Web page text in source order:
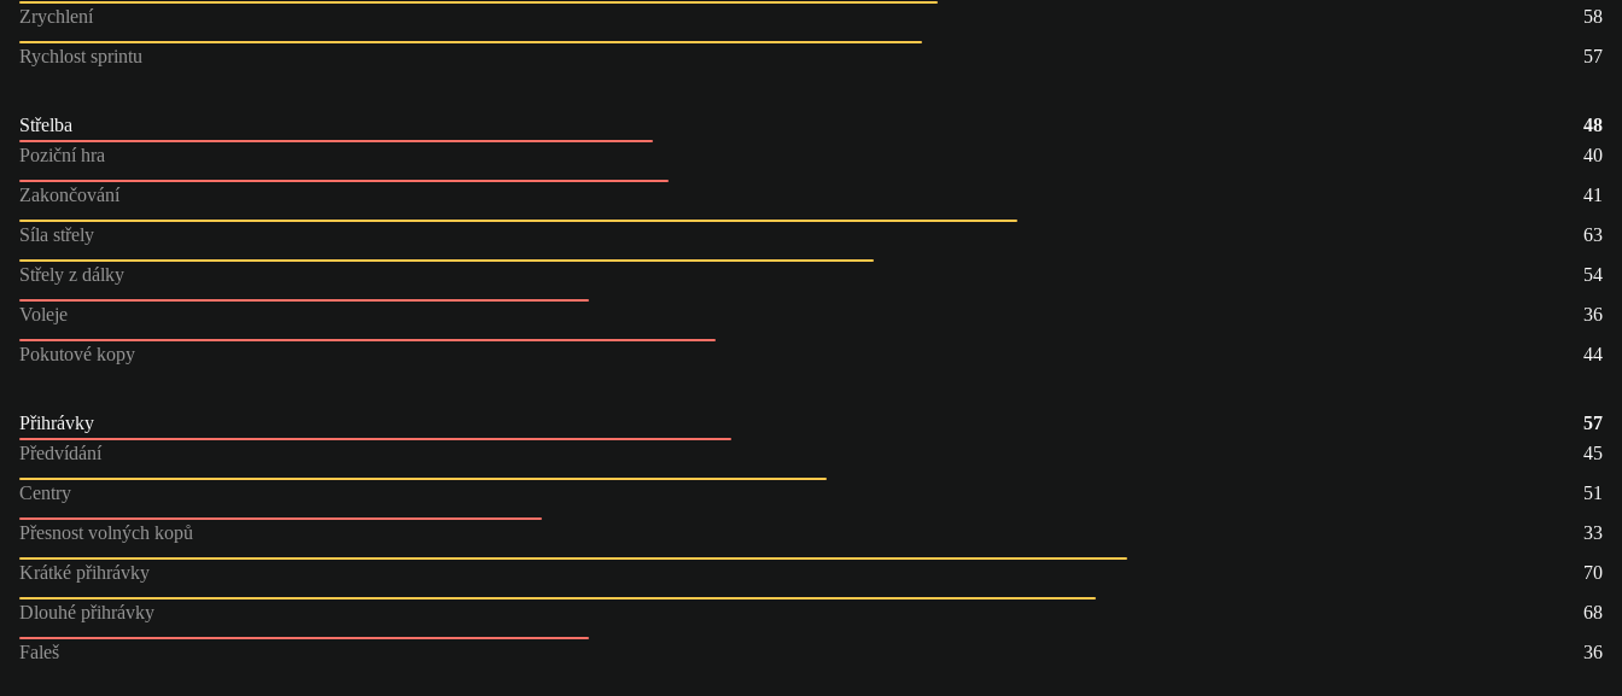
Zrychlení
58
Rychlost sprintu
57
Střelba
48
Poziční hra
40
Zakončování
41
Síla střely
63
Střely z dálky
54
Voleje
36
Pokutové kopy
44
Přihrávky
57
Předvídání
45
Centry
51
Přesnost volných kopů
33
Krátké přihrávky
70
Dlouhé přihrávky
68
Faleš
36